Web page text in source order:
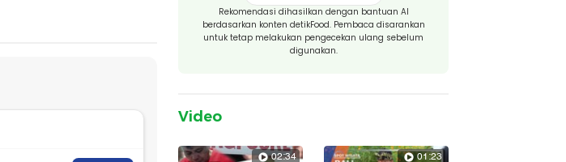
Rekomendasi dihasilkan dengan bantuan AI
berdasarkan konten detikFood. Pembaca disarankan
untuk tetap melakukan pengecekan ulang sebelum
digunakan.
Video
02:34 01:23